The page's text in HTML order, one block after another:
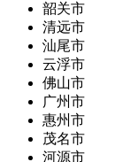
韶关市
清远市
汕尾市
云浮市
佛山市
广州市
惠州市
茂名市
河源市